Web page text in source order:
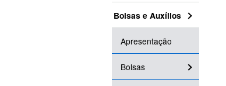
Bolsas e Auxílios
Apresentação
Bolsas